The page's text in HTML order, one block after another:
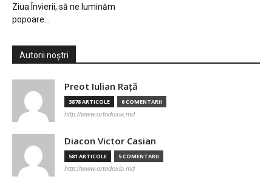
Ziua Învierii, să ne luminăm
popoare…
Autorii noștri
Preot Iulian Raţă
3878 ARTICOLE 6 COMENTARII
http://www.ortodoxia.md
Diacon Victor Casian
581 ARTICOLE 5 COMENTARII
http://www.ortodoxia.md